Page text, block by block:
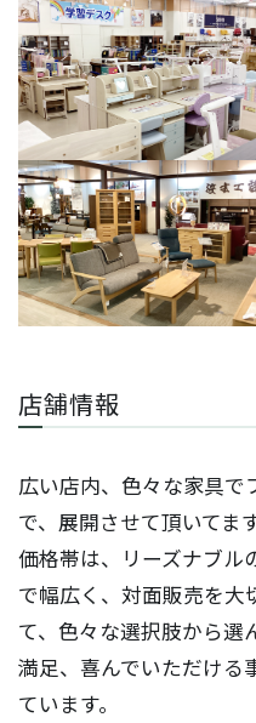
店舗情報
広い店内、色々な家具で
で、展開させて頂いてます
価格帯は、リーズナブル
で幅広く、対面販売を大
て、色々な選択肢から選
満足、喜んでいただける
ています。